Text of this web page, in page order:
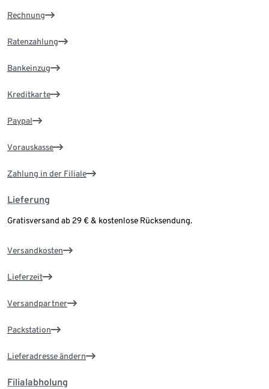
Rechnung
Ratenzahlung
Bankeinzug
Kreditkarte
Paypal
Vorauskasse
Zahlung in der Filiale
Lieferung
Gratisversand ab 29 € & kostenlose Rücksendung.
Versandkosten
Lieferzeit
Versandpartner
Packstation
Lieferadresse ändern
Filialabholung